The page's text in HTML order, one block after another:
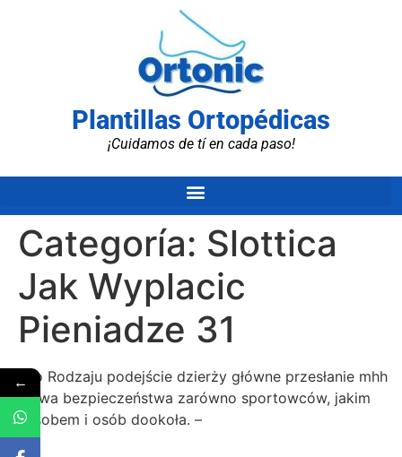
Plantillas Ortopédicas
¡Cuidamos de tí en cada paso!
Categoría: Slottica
Jak Wyplacic
Pieniadze 31
Tego Rodzaju podejście dzierży główne przesłanie mhh
sprawa bezpieczeństwa zarówno sportowców, jakim
sposobem i osób dookoła. –
←